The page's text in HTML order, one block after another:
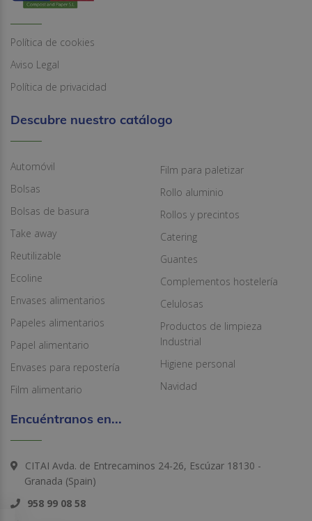
Política de cookies
Aviso Legal
Política de privacidad
Descubre nuestro catálogo
Automóvil
Bolsas
Bolsas de basura
Take away
Reutilizable
Ecoline
Envases alimentarios
Papeles alimentarios
Papel alimentario
Envases para repostería
Film alimentario
Film para paletizar
Rollo aluminio
Rollos y precintos
Catering
Guantes
Complementos hostelería
Celulosas
Productos de limpieza
Industrial
Higiene personal
Navidad
Encuéntranos en...
CITAI Avda. de Entrecaminos 24-26, Escúzar 18130 -
Granada (Spain)
958 99 08 58